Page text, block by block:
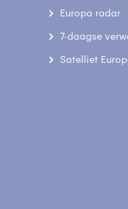
Europa radar
7-daagse
Satelliet